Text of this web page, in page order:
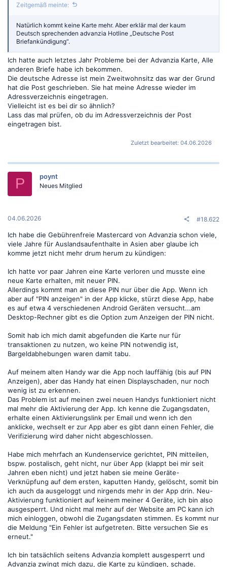
Zeitgemäß meinte:
Natürlich kommt keine Karte mehr. Aber erklär mal der kaum
Deutsch sprechenden advanzia Hotline „Deutsche Post
Briefankündigung“.
Ich hatte auch letztes Jahr Probleme bei der Advanzia Karte, Alle
anderen Briefe habe ich bekommen.
Die deutsche Adresse ist mein Zweitwohnsitz das war der Grund
hat die Post geschrieben. Sie hat meine Adresse wieder im
Adressverzeichnis eingetragen.
Vielleicht ist es bei dir so ähnlich?
Lass das mal prüfen, ob du im Adressverzeichnis der Post
eingetragen bist.
Zuletzt bearbeitet: 04.06.2026
P poynt
Neues Mitglied
04.06.2026 #18.622
Ich habe die Gebührenfreie Mastercard von Advanzia schon viele,
viele Jahre für Auslandsaufenthalte in Asien aber glaube ich
komme jetzt nicht mehr drum herum zu kündigen:
Ich hatte vor paar Jahren eine Karte verloren und musste eine
neue Karte erhalten, mit neuer PIN.
Allerdings kommt man an diese PIN nur über die App. Wenn ich
aber auf "PIN anzeigen" in der App klicke, stürzt diese App, habe
es auf etwa 4 verschiedenen Android Geräten versucht...am
Desktop-Rechner gibt es die Option zum Anzeigen der PIN nicht.
Somit hab ich mich damit abgefunden die Karte nur für
transaktionen zu nutzen, wo keine PIN notwendig ist,
Bargeldabhebungen waren damit tabu.
Auf meinem alten Handy war die App noch lauffähig (bis auf PIN
Anzeigen), aber das Handy hat einen Displayschaden, nur noch
wenig ist zu erkennen.
Das Problem ist auf meinen zwei neuen Handys funktioniert nicht
mal mehr die Aktivierung der App. Ich kenne die Zugangsdaten,
erhalte einen Aktivierungslink per Email und wenn ich den
anklicke, wechselt er zur App aber es gibt dann einen Fehler, die
Verifizierung wird daher nicht abgeschlossen.
Habe mich mehrfach an Kundenservice gerichtet, PIN mitteilen,
bspw. postalisch, geht nicht, nur über App (klappt bei mir seit
Jahren eben nicht) und jetzt haben sie meine Geräte-
Verknüpfung auf dem ersten, kaputten Handy, gelöscht, somit bin
ich auch da ausgeloggt und nirgends mehr in der App drin. Neu-
Aktivierung funktioniert auf keinem meiner 4 Geräte, ich bin also
ausgesperrt. Und nicht mal mehr auf der Website am PC kann ich
mich einloggen, obwohl die Zugangsdaten stimmen. Es kommt nur
die Meldung "Ein Fehler ist aufgetreten. Bitte versuchen Sie es
erneut."
Ich bin tatsächlich seitens Advanzia komplett ausgesperrt und
Advanzia zwingt mich dazu, die Karte zu kündigen, schade.